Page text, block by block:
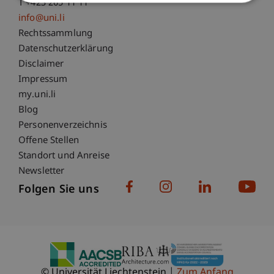
T +423 265 11 11
info@uni.li
Fußzeile Rechtliche Hinweise
Rechtssammlung
Datenschutzerklärung
Disclaimer
Impressum
Fußzeile Subdomain-Verzeichnis
my.uni.li
Blog
Personenverzeichnis
Offene Stellen
Standort und Anreise
Newsletter
Folgen Sie uns